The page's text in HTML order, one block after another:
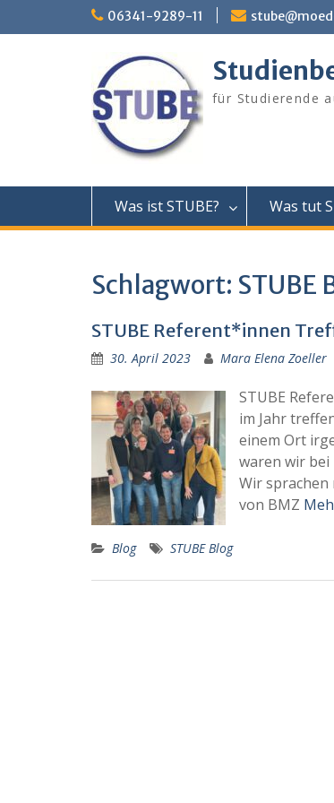
06341-9289-11
für Studierende
Was ist STUBE? Was tut
Schlagwort: STUBE
STUBE Referent*innen
30. April 2023 Mara Elena Zoeller
STUBE
im Jahr
einem Ort
waren wir bei
Wir
von BMZ
Blog STUBE Blog